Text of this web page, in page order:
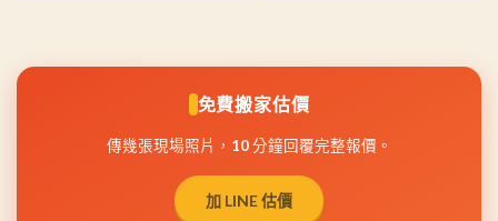
免費搬家估價
傳幾張現場照片，10 分鐘回覆完整報價。
加 LINE 估價